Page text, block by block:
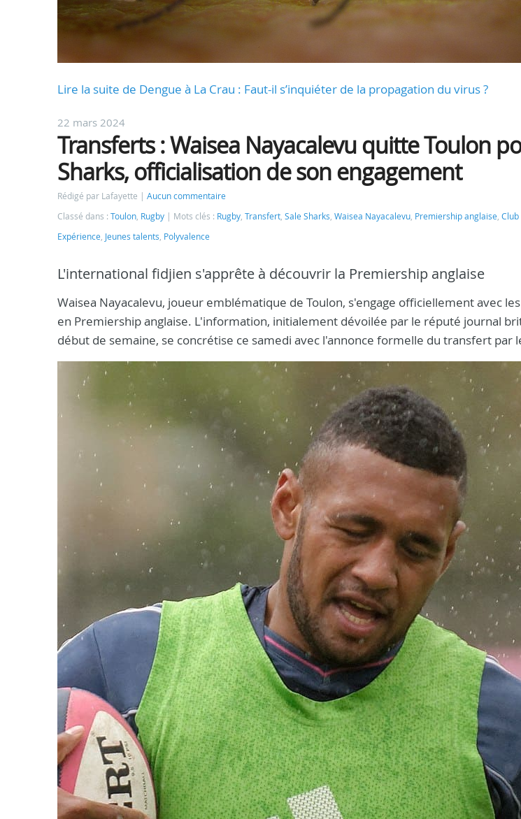
Lire la suite de Dengue à La Crau : Faut-il s’inquiéter de la propagation du virus ?
22 mars 2024
Transferts : Waisea Nayacalevu quitte Toulon
Sharks, officialisation de son engagement
Rédigé par Lafayette
Aucun commentaire
Classé dans : Toulon, Rugby Mots clés : Rugby, Transfert, Sale Sharks, Waisea Nayacalevu, Premiership anglaise,
Expérience, Jeunes talents, Polyvalence
L'international fidjien s'apprête à découvrir la Premiership anglaise
Waisea Nayacalevu, joueur emblématique de Toulon, s'engage officiellement avec
en Premiership anglaise. L'information, initialement dévoilée par le réputé journal
début de semaine, se concrétise ce samedi avec l'annonce formelle du transfert par